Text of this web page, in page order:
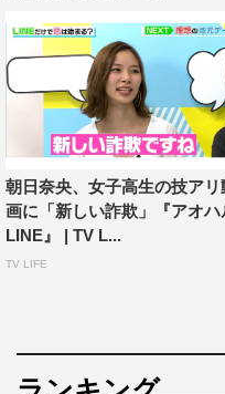
りに「もうカワイイ」「
声が上がった。朝日はチ
露。しかし「チャイナ服
ろう？」とそのシチュエ
を笑わせた。
AbemaTV『アオハル
放送日程：8月30日（木）
放送チャンネル：
special/slots/
Abemaビデオ：https://
朝日奈央、女子高生の技アリ
画に「新しい詐欺」『アオハ
LINE』 | TV L...
TV LIFE